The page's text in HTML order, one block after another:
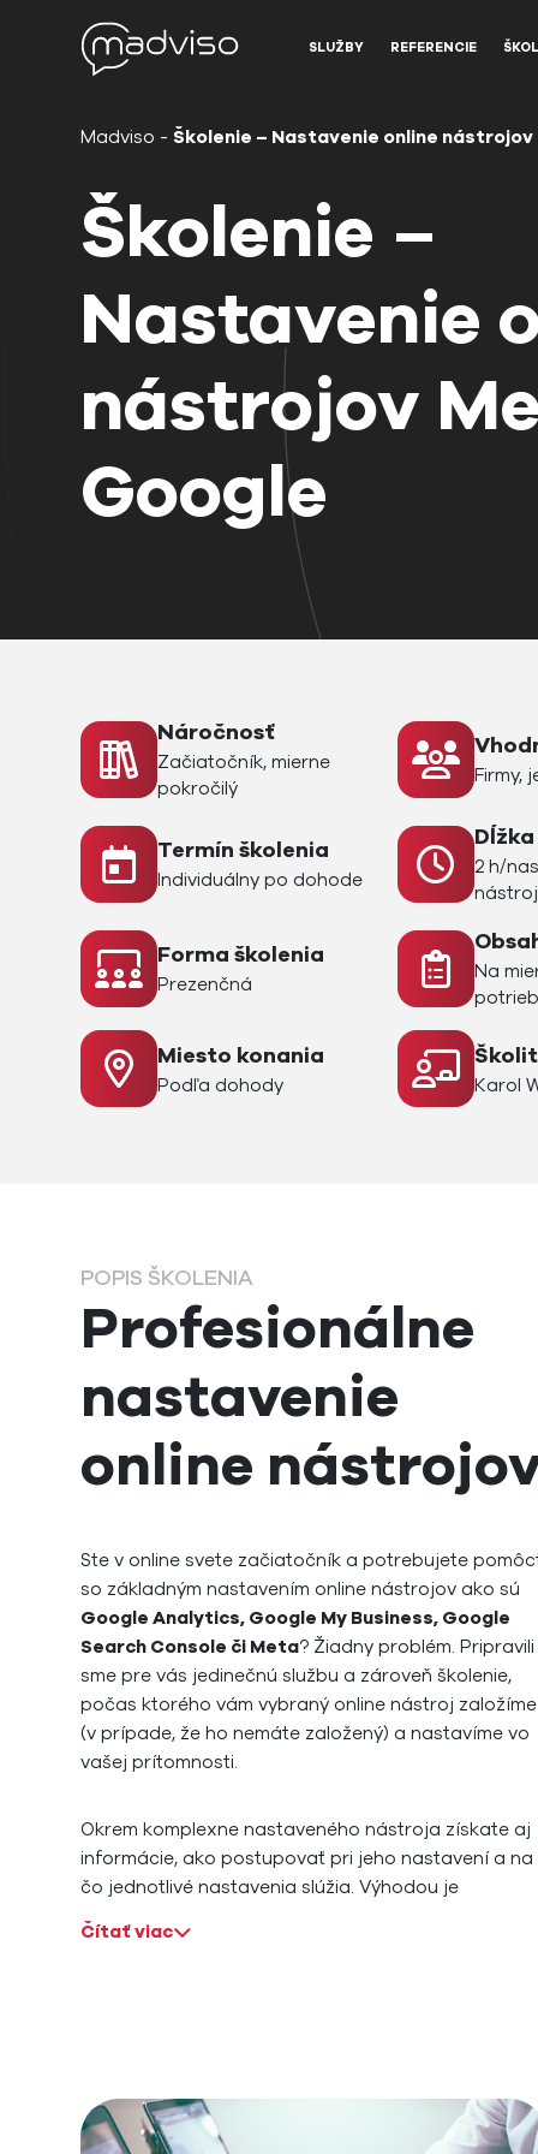
SLUŽBY REFERENCIE
Madviso -Školenie – Nastavenie online
Školenie –
Nastavenie
nástrojov
Google
Náročnosť
Začiatočník, mierne
pokročilý
Firmy,
Termín školenia
Individuálny po dohode
2 h/
Forma školenia
Prezenčná
Na
potrieb
Miesto konania
Podľa dohody Karol
POPIS ŠKOLENIA
Profesionálne
nastavenie
online
Ste v online svete začiatočník a potrebujete
so základným nastavením online nástrojov ako sú
Google Analytics, Google My Business, Google
Search Console či Meta? Žiadny problém. Pripravili
sme pre vás jedinečnú službu a zároveň školenie,
počas ktorého vám vybraný online nástroj založíme
(v prípade, že ho nemáte založený) a nastavíme vo
vašej prítomnosti.
Okrem komplexne nastaveného nástroja získate aj
informácie, ako postupovať pri jeho nastavení a na
čo jednotlivé nastavenia slúžia. Výhodou je
bezpečnosť vašich osobných a platobných údajov,
ktoré nemusíte zdieľať. V závere školenia získate
Čítať viac